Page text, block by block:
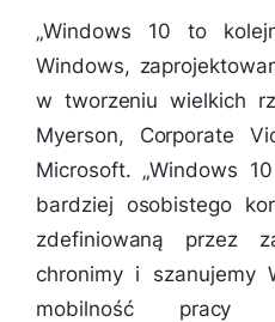
„Windows 10 to
Windows,
w tworzeniu wielkich
Myerson, Corporate
Microsoft. „Windows
bardziej osobistego
zdefiniowaną przez
chronimy i szanujemy
mobilność pracy